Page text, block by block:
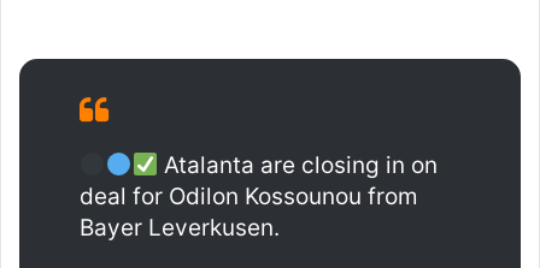
Atalanta are closing in on
deal for Odilon Kossounou from
Bayer Leverkusen.